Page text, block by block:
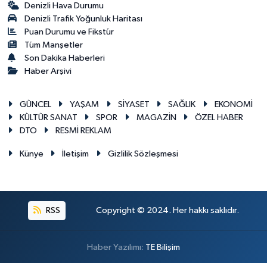
Denizli Hava Durumu
Denizli Trafik Yoğunluk Haritası
Puan Durumu ve Fikstür
Tüm Manşetler
Son Dakika Haberleri
Haber Arşivi
GÜNCEL YAŞAM SİYASET SAĞLIK
EKONOMİ
KÜLTÜR SANAT
SPOR MAGAZİN
ÖZEL HABER
DTO
RESMİ REKLAM
Künye İletişim Gizlilik Sözleşmesi
RSS Copyright © 2024. Her hakkı saklıdır.
Haber Yazılımı: TE Bilişim